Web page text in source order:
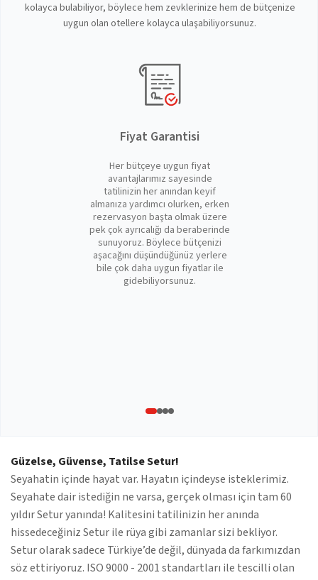
kolayca bulabiliyor, böylece hem zevklerinize hem de bütçenize
uygun olan otellere kolayca ulaşabiliyorsunuz.
Fiyat Garantisi
Her bütçeye uygun fiyat
avantajlarımız sayesinde
tatilinizin her anından keyif
almanıza yardımcı olurken, erken
rezervasyon başta olmak üzere
pek çok ayrıcalığı da beraberinde
sunuyoruz. Böylece bütçenizi
aşacağını düşündüğünüz yerlere
bile çok daha uygun fiyatlar ile
gidebiliyorsunuz.
Güzelse, Güvense, Tatilse Setur!
Seyahatin içinde hayat var. Hayatın içindeyse isteklerimiz.
Seyahate dair istediğin ne varsa, gerçek olması için tam 60
yıldır Setur yanında! Kalitesini tatilinizin her anında
hissedeceğiniz Setur ile rüya gibi zamanlar sizi bekliyor.
Setur olarak sadece Türkiye’de değil, dünyada da farkımızdan
söz ettiriyoruz. ISO 9000 - 2001 standartları ile tescilli olan